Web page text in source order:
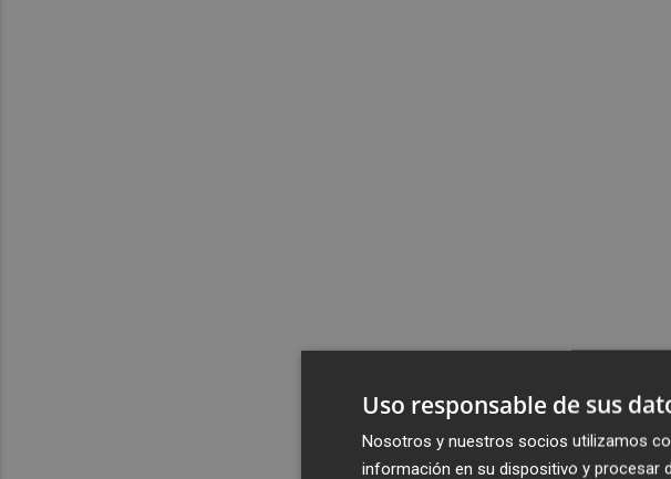
Uso responsable de sus
Nosotros y nuestros socios utilizamos
información en su dispositivo y procesar